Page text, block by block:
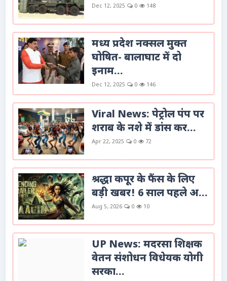
Dec 12, 2025 0 148
मध्य प्रदेश नक्सल मुक्त
घोषित- बालाघाट में दो
इनाम...
Dec 12, 2025 0 146
Viral News: पेट्रोल पंप पर
शराब के नशे में डांस कर...
Apr 22, 2025 0 72
श्रद्धा कपूर के फैंस के लिए
बड़ी खबर! 6 साल पहले अ...
Aug 5, 2026 0 10
UP News: मदरसा शिक्षक
वेतन संशोधन विधेयक योगी
सरका...